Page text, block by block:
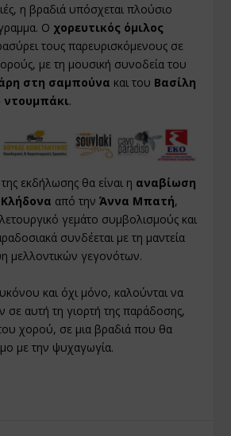
η βραδιά υπόσχεται πλούσιο
Ο χορευτικός όμιλος
τους παρευρισκόμενους σε
με τη μουσική συνοδεία του
στη σαμπούνα και του Βασίλη
.
εκδήλωσης θα είναι η αναβίωση
από τηνΆννα Μπατή,
γεμάτο συμβολισμούς και
συνδέεται με τη μαντεία
μελλοντικών γεγονότων.
και όχι μόνο, καλούνται να
αυτή τη γιορτή της παράδοσης,
χορού, σε μια βραδιά που θα
με την ψυχαγωγία.